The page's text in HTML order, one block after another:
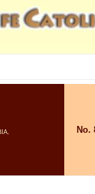
No.